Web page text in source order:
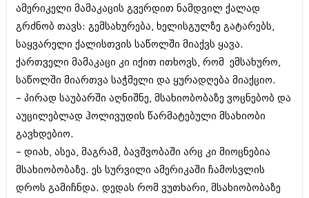
მაისი 2013 (259)
აპრილი 2013 (304)
თებერვალი 2013 (204)
იანვარი 2013 (334)
დეკემბერი 2012 (98)
ნოემბერი 2012 (295)
ოქტომბერი 2012 (350)
სექტემბერი 2012 (264)
აგვისტო 2012 (268)
ივლისი 2012 (322)
ივნისი 2012 (282)
მაისი 2012 (240)
აპრილი 2012 (294)
ამერიკელი მამაკაცის გვერდით ნამდვილ ქალად
გრძნობ თავს: გემსახურება, ხელისგულზე გატარებს,
საყვარელი ქალისთვის საწოლში მიაქვს ყავა.
ქართველი მამაკაცი კი იქით ითხოვს, რომ ემსახურო,
საწოლში მიართვა საჭმელი და ყურადღება მიაქციო.
– პირად საუბარში აღნიშნე, მსახიობობაზე ვოცნებობ და
აუცილებლად ჰოლივუდის წარმატებული მსახიობი
გავხდებიო.
– დიახ, ასეა, მაგრამ, ბავშვობაში არც კი მიოცნებია
მსახიობობაზე. ეს სურვილი ამერიკაში ჩამოსვლის
დროს გამიჩნდა. დედას რომ ვუთხარი, მსახიობობაზე